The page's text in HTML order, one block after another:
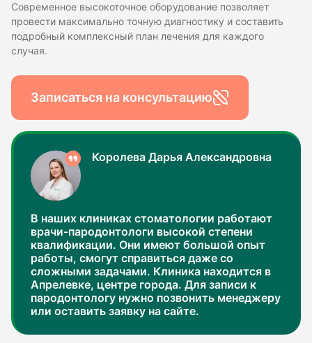
Современное высокоточное оборудование позволяет
провести максимально точную диагностику и составить
подробный комплексный план лечения для каждого
случая.
Записаться на консультацию
Королева Дарья Александровна
В наших клиниках стоматологии работают
врачи-пародонтологи высокой степени
квалификации. Они имеют большой опыт
работы, смогут справиться даже со
сложными задачами. Клиника находится в
Апрелевке, центре города. Для записи к
пародонтологу нужно позвонить менеджеру
или оставить заявку на сайте.